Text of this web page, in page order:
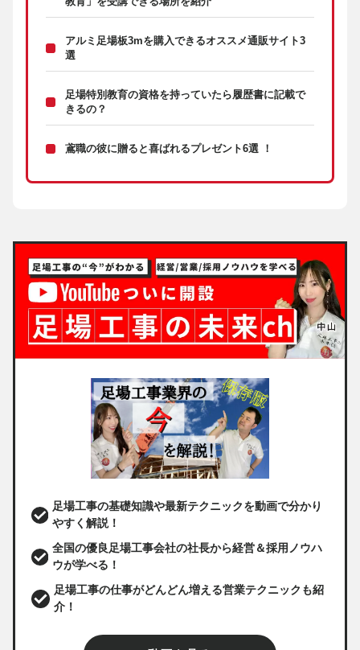
アルミ足場板3mを購入できるオススメ通販サイト3
選
足場特別教育の資格を持っていたら履歴書に記載で
きるの？
鳶職の彼に贈ると喜ばれるプレゼント6選 ！
足場工事の基礎知識や最新テクニックを動画で分かり
やすく解説！
全国の優良足場工事会社の社長から経営＆採用ノウハ
ウが学べる！
足場工事の仕事がどんどん増える営業テクニックも紹
介！